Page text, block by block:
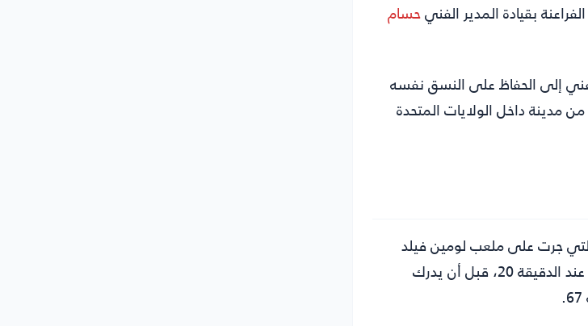
بقيادة المدير الفنيحسام
إلى الحفاظ على النسق نفسه
مدينة داخل الولايات المتحدة
التي جرت على ملعب لومين فيلد
ضمن الجولة الأولى من دور المجموعات، ونجح إمام عاشور في تسجيل هدف مصر عند الدقيقة 20، قبل أن يدرك